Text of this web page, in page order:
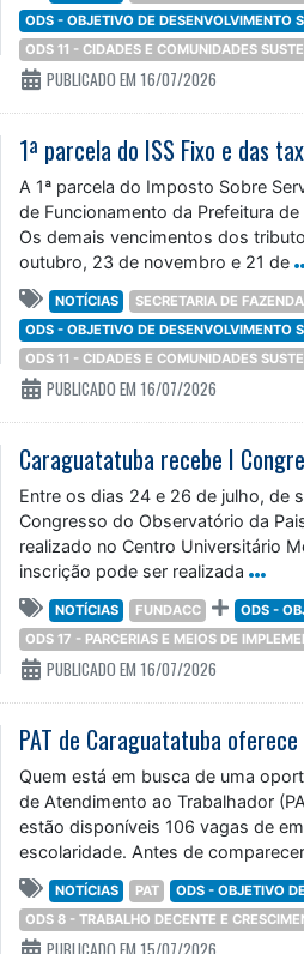
ODS - OBJETIVO DE DESENVOLVIMENTO
ODS 11 - CIDADES E COMUNIDADES
PUBLICADO EM 16/07/2026
A 1ª parcela do Imposto Sobre
de Funcionamento da Prefeitura
Os demais vencimentos dos
outubro, 23 de novembro e 21 de
NOTÍCIAS
SECRETARIA DE FAZENDA
ODS - OBJETIVO DE DESENVOLVIMENTO
ODS 11 - CIDADES E COMUNIDADES
PUBLICADO EM 16/07/2026
Entre os dias 24 e 26 de julho, de
Congresso do Observatório da
realizado no Centro Universitário
inscrição pode ser realizada
NOTÍCIAS FUNDACC
ODS -
ODS 17 - PARCERIAS E MEIOS DE
PUBLICADO EM 16/07/2026
PAT de Caraguatatuba
Quem está em busca de uma
de Atendimento ao Trabalhador
estão disponíveis 106 vagas de
escolaridade. Antes de
NOTÍCIAS PAT
ODS - OBJETIVO
ODS 8 - TRABALHO DECENTE E
PUBLICADO EM 15/07/2026